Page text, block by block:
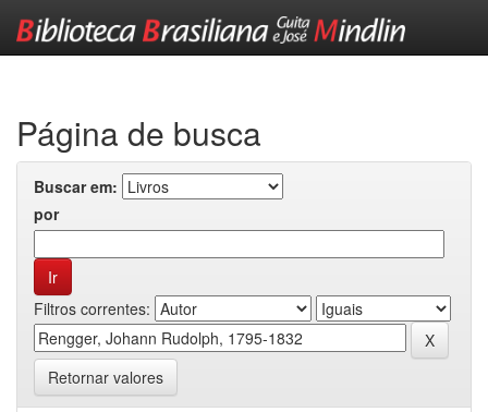
Página de busca
Buscar em:
por
Filtros correntes:
Retornar valores